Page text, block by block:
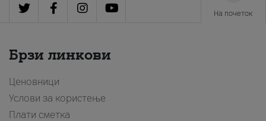
На почеток
Брзи линкови
Ценовници
Услови за користење
Плати сметка